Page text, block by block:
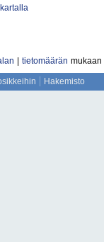
tietomäärän mukaan
Hakemisto